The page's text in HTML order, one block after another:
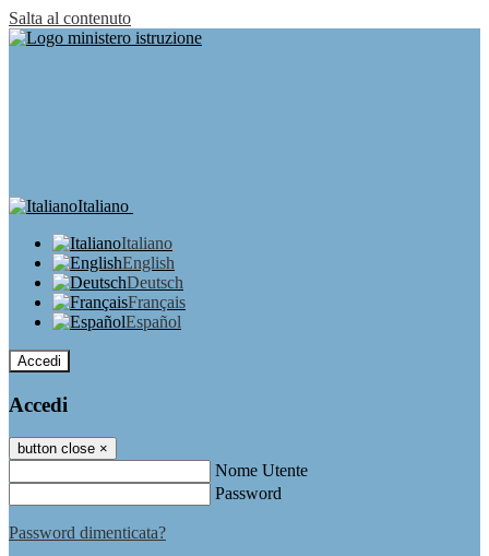
Salta al contenuto
Italiano
Italiano
English
Deutsch
Français
Español
Accedi
Accedi
button close ×
Nome Utente
Password
Password dimenticata?